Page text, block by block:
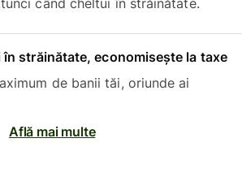
când cheltui în străinătate.
în străinătate, economisește la taxe
de banii tăi, oriunde ai
Află mai multe